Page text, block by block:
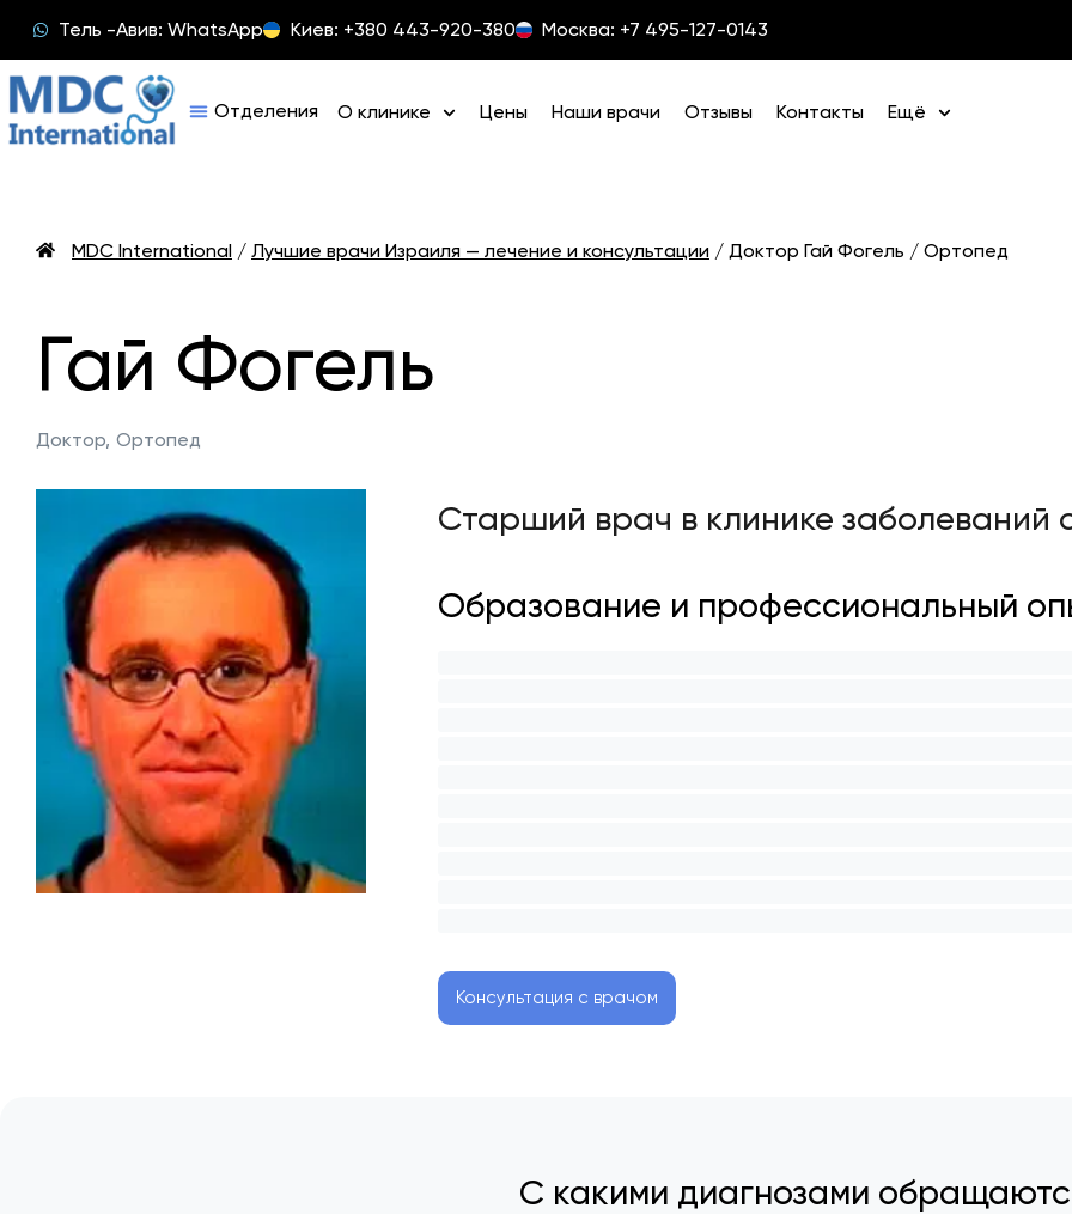
Тель -Авив: WhatsApp Киев: +380 443-920-380 Москва: +7 495-127-0143
О клинике Цены Наши врачи Отзывы Контакты Ещё
MDC International / Лучшие врачи Израиля — лечение и консультации / Доктор Гай Фогель / Ортопед
Гай Фогель
Доктор, Ортопед
Старший врач в клинике заболеваний
Образование и профессиональный
Консультация с врачом
С какими диагнозами